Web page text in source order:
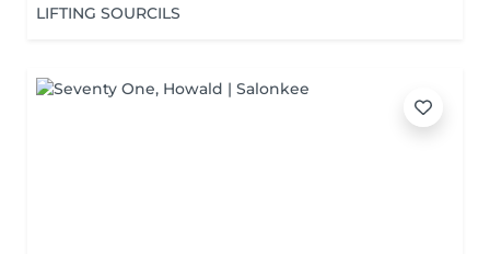
LIFTING SOURCILS